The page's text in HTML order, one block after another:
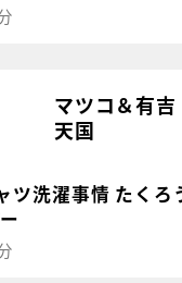
マツコ＆有
天国
ツ洗濯事情 たくろ